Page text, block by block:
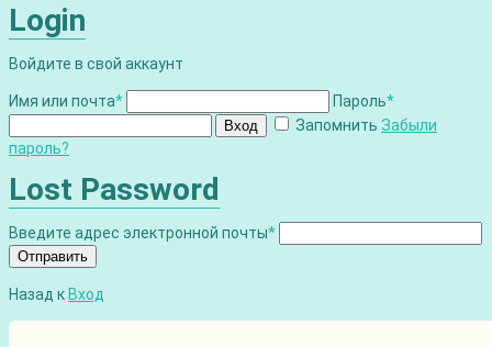
Login
Войдите в свой аккаунт
Имя или почта* Пароль*
Вход Запомнить Забыли
пароль?
Lost Password
Введите адрес электронной почты*
Отправить
Назад к Вход